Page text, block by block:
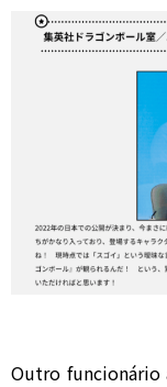
Outro funcionário